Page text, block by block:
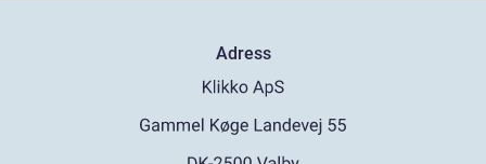
Adress